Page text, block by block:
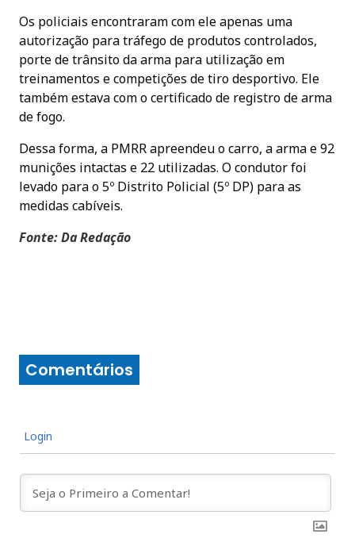
Os policiais encontraram com ele apenas uma
autorização para tráfego de produtos controlados,
porte de trânsito da arma para utilização em
treinamentos e competições de tiro desportivo. Ele
também estava com o certificado de registro de arma
de fogo.
Dessa forma, a PMRR apreendeu o carro, a arma e 92
munições intactas e 22 utilizadas. O condutor foi
levado para o 5º Distrito Policial (5º DP) para as
medidas cabíveis.
Fonte: Da Redação
Comentários
Login